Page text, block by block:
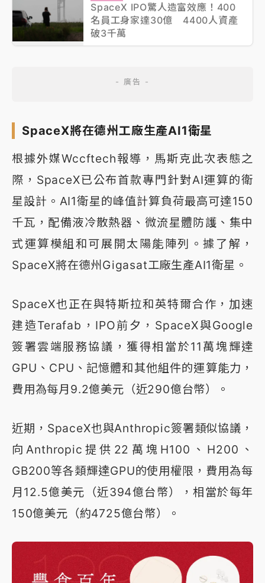
SpaceX IPO驚人造富效應！400
名員工身家達30億 4400人資產
破3千萬
SpaceX將在德州工廠生產AI1衛星
根據外媒Wccftech報導，馬斯克此次表態之
際，SpaceX已公布首款專門針對AI運算的衛
星設計。AI1衛星的峰值計算負荷最高可達150
千瓦，配備液冷散熱器、微流星體防護、集中
式運算模組和可展開太陽能陣列。據了解，
SpaceX將在德州Gigasat工廠生產AI1衛星。
SpaceX也正在與特斯拉和英特爾合作，加速
建造Terafab，IPO前夕，SpaceX與Google
簽署雲端服務協議，獲得相當於11萬塊輝達
GPU、CPU、記憶體和其他組件的運算能力，
費用為每月9.2億美元（近290億台幣）。
近期，SpaceX也與Anthropic簽署類似協議，
向Anthropic提供22萬塊H100、H200、
GB200等各類輝達GPU的使用權限，費用為每
月12.5億美元（近394億台幣），相當於每年
150億美元（約4725億台幣）。